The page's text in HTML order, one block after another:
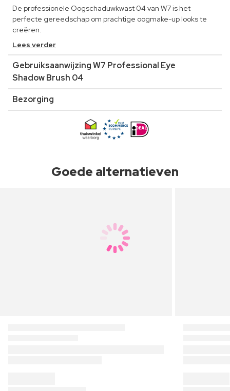
De professionele Oogschaduwkwast 04 van W7 is het
perfecte gereedschap om prachtige oogmake-up looks te
creëren.
Lees verder
Gebruiksaanwijzing W7 Professional Eye
Shadow Brush 04
Bezorging
Goede alternatieven